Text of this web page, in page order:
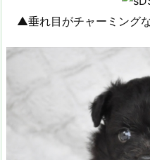
▲垂れ目がチャーミング